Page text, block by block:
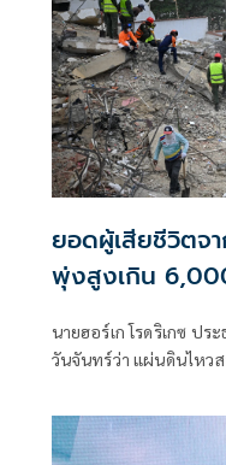
ยอดผู้เสียชีวิตจา
พุ่งสูงเกิน
นายฮอร์เก โรดริเกซ ปร
วันจันทร์ว่า แผ่นดินไหวส